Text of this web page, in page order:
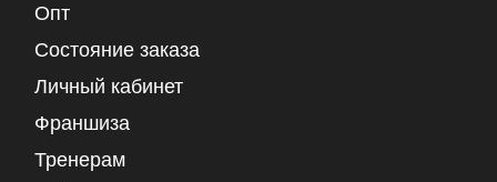
Опт
Состояние заказа
Личный кабинет
Франшиза
Тренерам